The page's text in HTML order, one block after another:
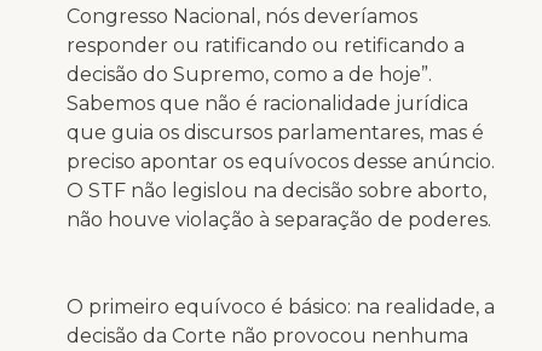
Congresso Nacional, nós deveríamos
responder ou ratificando ou retificando a
decisão do Supremo, como a de hoje”.
Sabemos que não é racionalidade jurídica
que guia os discursos parlamentares, mas é
preciso apontar os equívocos desse anúncio.
O STF não legislou na decisão sobre aborto,
não houve violação à separação de poderes.
O primeiro equívoco é básico: na realidade, a
decisão da Corte não provocou nenhuma